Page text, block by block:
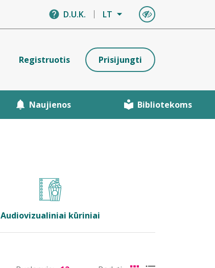
D.U.K. LT
Registruotis Prisijungti
Naujienos Bibliotekoms
Audiovizualiniai kūriniai